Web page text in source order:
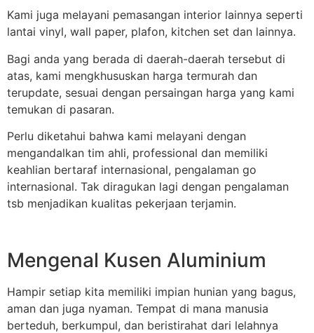
Kami juga melayani pemasangan interior lainnya seperti
lantai vinyl, wall paper, plafon, kitchen set dan lainnya.
Bagi anda yang berada di daerah-daerah tersebut di
atas, kami mengkhususkan harga termurah dan
terupdate, sesuai dengan persaingan harga yang kami
temukan di pasaran.
Perlu diketahui bahwa kami melayani dengan
mengandalkan tim ahli, professional dan memiliki
keahlian bertaraf internasional, pengalaman go
internasional. Tak diragukan lagi dengan pengalaman
tsb menjadikan kualitas pekerjaan terjamin.
Mengenal Kusen Aluminium
Hampir setiap kita memiliki impian hunian yang bagus,
aman dan juga nyaman. Tempat di mana manusia
berteduh, berkumpul, dan beristirahat dari lelahnya